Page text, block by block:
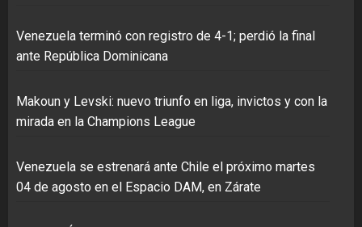
Venezuela terminó con registro de 4-1; perdió la final
ante República Dominicana
Makoun y Levski: nuevo triunfo en liga, invictos y con la
mirada en la Champions League
Venezuela se estrenará ante Chile el próximo martes
04 de agosto en el Espacio DAM, en Zárate